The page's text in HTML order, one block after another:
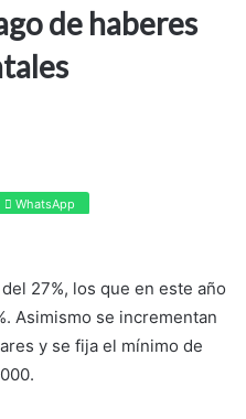
de haberes
WhatsApp
27%, los que en este año
Asimismo se incrementan
y se fija el mínimo de